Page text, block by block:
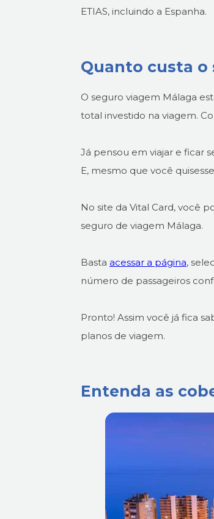
ETIAS, incluindo a Espanha.
Quanto custa o
O seguro viagem Málaga
total investido na viagem.
Já pensou em viajar e ficar
E, mesmo que você
No site da Vital Card, você
seguro de viagem Málaga.
Basta acessar a página,
número de passageiros
Pronto! Assim você já fica
planos de viagem.
Entenda as